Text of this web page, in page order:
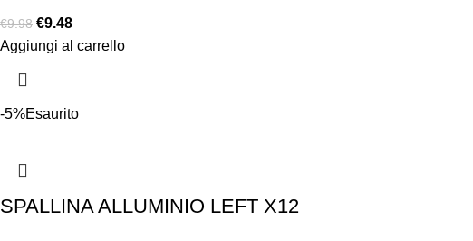
€9.98 €9.48
Aggiungi al carrello
-5%Esaurito
SPALLINA ALLUMINIO LEFT X12